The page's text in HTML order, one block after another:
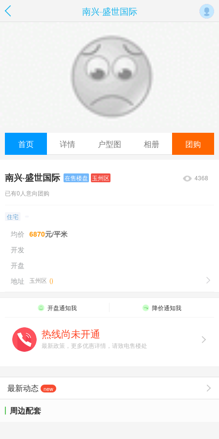
南兴·盛世国际
首页 详情 户型图 相册 团购
4368
南兴·盛世国际 在售楼盘 玉州区
已有0人意向团购
住宅
均价 6870元/平米
开发
开盘
地址
玉州区 ()
开盘通知我 降价通知我
热线尚未开通
最新政策，更多优惠详情，请致电售楼处
最新动态 new
周边配套